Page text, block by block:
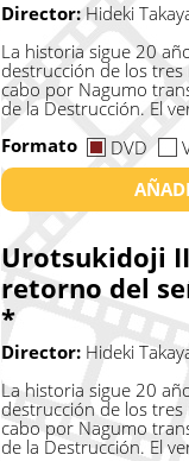
Director: Hideki
La historia sigue 20
destrucción de los tres
cabo por Nagumo
de la Destrucción. El
Formato
DVD
Urotsukidoji
retorno del
*
Director: Hideki
La historia sigue 20
destrucción de los tres
cabo por Nagumo
de la Destrucción. El